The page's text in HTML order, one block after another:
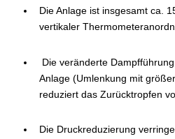
Die Anlage ist insgesamt ca.
vertikaler
Die veränderte
Anlage (Umlenkung mit
reduziert das Zurücktropfen
Die Druckreduzierung